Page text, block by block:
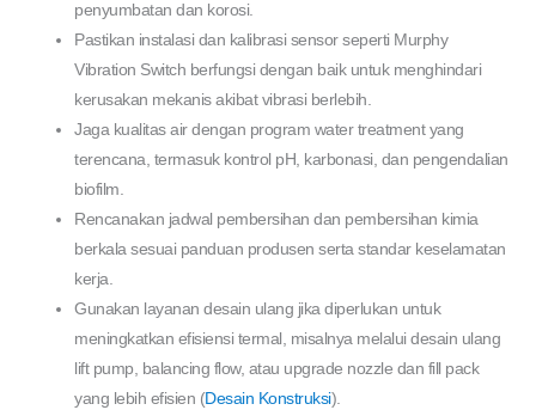
penyumbatan dan korosi.
Pastikan instalasi dan kalibrasi sensor seperti Murphy
Vibration Switch berfungsi dengan baik untuk menghindari
kerusakan mekanis akibat vibrasi berlebih.
Jaga kualitas air dengan program water treatment yang
terencana, termasuk kontrol pH, karbonasi, dan pengendalian
biofilm.
Rencanakan jadwal pembersihan dan pembersihan kimia
berkala sesuai panduan produsen serta standar keselamatan
kerja.
Gunakan layanan desain ulang jika diperlukan untuk
meningkatkan efisiensi termal, misalnya melalui desain ulang
lift pump, balancing flow, atau upgrade nozzle dan fill pack
yang lebih efisien (Desain Konstruksi).